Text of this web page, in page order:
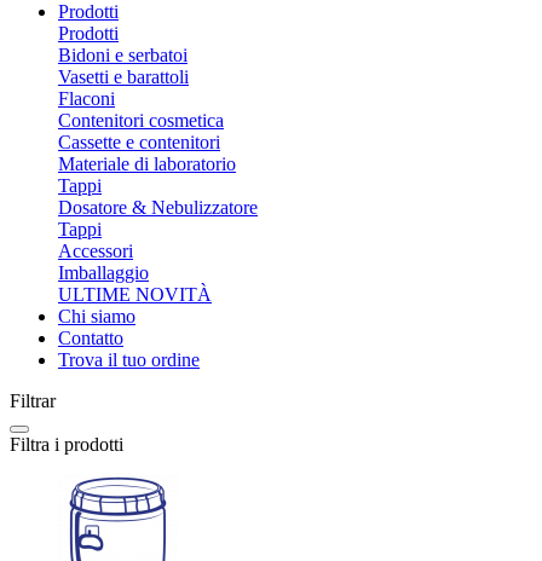
Prodotti
Prodotti
Bidoni e serbatoi
Vasetti e barattoli
Flaconi
Contenitori cosmetica
Cassette e contenitori
Materiale di laboratorio
Tappi
Dosatore & Nebulizzatore
Tappi
Accessori
Imballaggio
ULTIME NOVITÀ
Chi siamo
Contatto
Trova il tuo ordine
Filtrar
Filtra i prodotti